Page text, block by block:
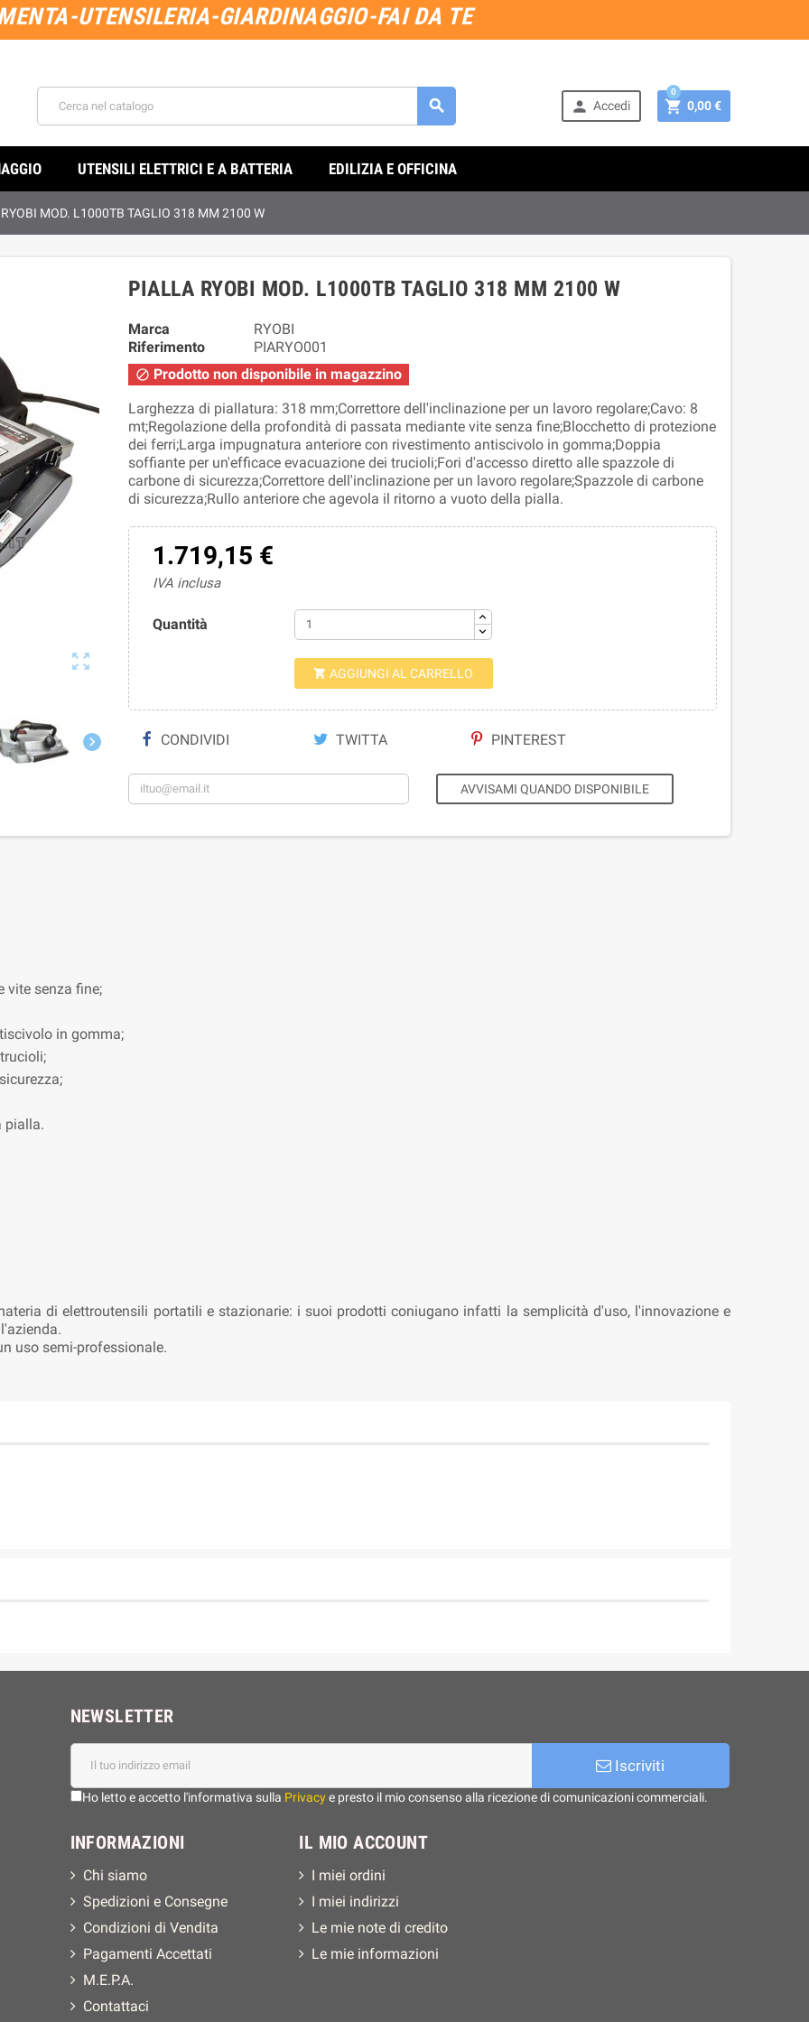
UTENSILERIA-GIARDINAGGIO-FAI DA TE
  Accedi  0,00 €
0
UTENSILI ELETTRICI E A BATTERIA EDILIZIA E OFFICINA
MOD. L1000TB TAGLIO 318 MM 2100 W


PIALLA RYOBI MOD. L1000TB TAGLIO 318 MM 2100 W
Marca
RYOBI
Riferimento
PIARYO001
 Prodotto non disponibile in magazzino
Larghezza di piallatura: 318 mm;Correttore dell'inclinazione per un lavoro regolare;Cavo: 8
mt;Regolazione della profondità di passata mediante vite senza fine;Blocchetto di protezione
dei ferri;Larga impugnatura anteriore con rivestimento antiscivolo in gomma;Doppia
soffiante per un'efficace evacuazione dei trucioli;Fori d'accesso diretto alle spazzole di
carbone di sicurezza;Correttore dell'inclinazione per un lavoro regolare;Spazzole di carbone
di sicurezza;Rullo anteriore che agevola il ritorno a vuoto della pialla.
1.719,15 €
IVA inclusa
Quantità
 AGGIUNGI AL CARRELLO
CONDIVIDI TWITTA PINTEREST
AVVISAMI QUANDO DISPONIBILE
vite senza fine;
in gomma;
pialla.
di elettroutensili portatili e stazionarie: i suoi prodotti coniugano infatti la semplicità d'uso, l'innovazione e
uso semi-professionale.
NEWSLETTER
Iscriviti
Ho letto e accetto l'informativa sulla Privacye presto il mio consenso alla ricezione di comunicazioni commerciali.
INFORMAZIONI
Chi siamo
Spedizioni e Consegne
Condizioni di Vendita
Pagamenti Accettati
M.E.P.A.
Contattaci
IL MIO ACCOUNT
I miei ordini
I miei indirizzi
Le mie note di credito
Le mie informazioni